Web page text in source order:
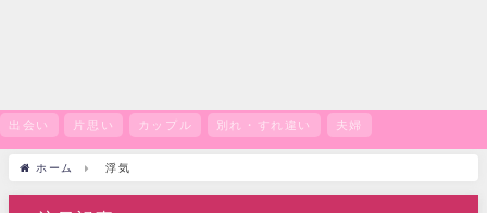
出会い 片思い カップル 別れ・すれ違い 夫婦
ホーム 浮気